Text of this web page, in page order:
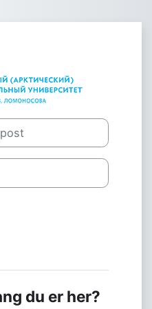
du er her?